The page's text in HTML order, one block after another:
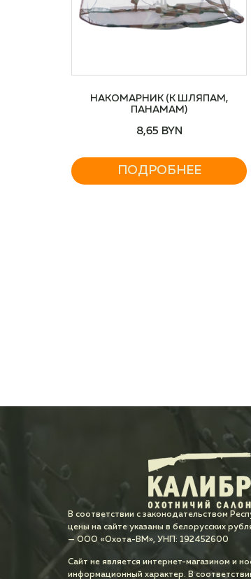
НАКОМАРНИК (К ШЛЯПАМ,
ПАНАМАМ)
8,65 BYN
ПОДРОБНЕЕ
В соответствии с законодательством
цены на сайте указаны в белорусских
— ООО «Охота-ВМ», УНП: 192452600
Сайт не является интернет-магазином и
информационный характер. В